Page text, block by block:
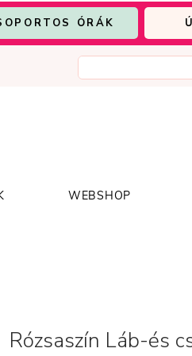
ÓRÁK
WEBSHOP
Rózsaszín Láb-és